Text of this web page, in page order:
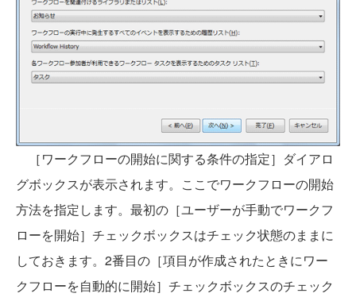
［ワークフローの開始に関する条件の指定］ダイアロ
グボックスが表示されます。ここでワークフローの開始
方法を指定します。最初の［ユーザーが手動でワークフ
ローを開始］チェックボックスはチェック状態のままに
しておきます。2番目の［項目が作成されたときにワー
クフローを自動的に開始］チェックボックスのチェック